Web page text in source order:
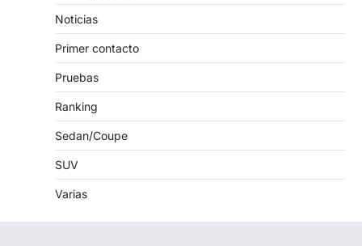
Noticias
Primer contacto
Pruebas
Ranking
Sedan/Coupe
SUV
Varias